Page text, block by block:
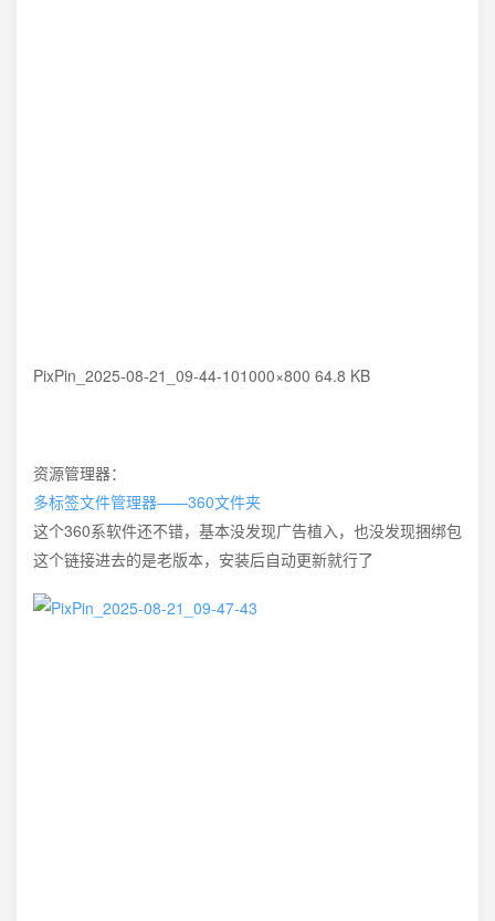
PixPin_2025-08-21_09-44-101000×800 64.8 KB
资源管理器：
多标签文件管理器——360文件夹
这个360系软件还不错，基本没发现广告植入，也没发现捆绑包
这个链接进去的是老版本，安装后自动更新就行了